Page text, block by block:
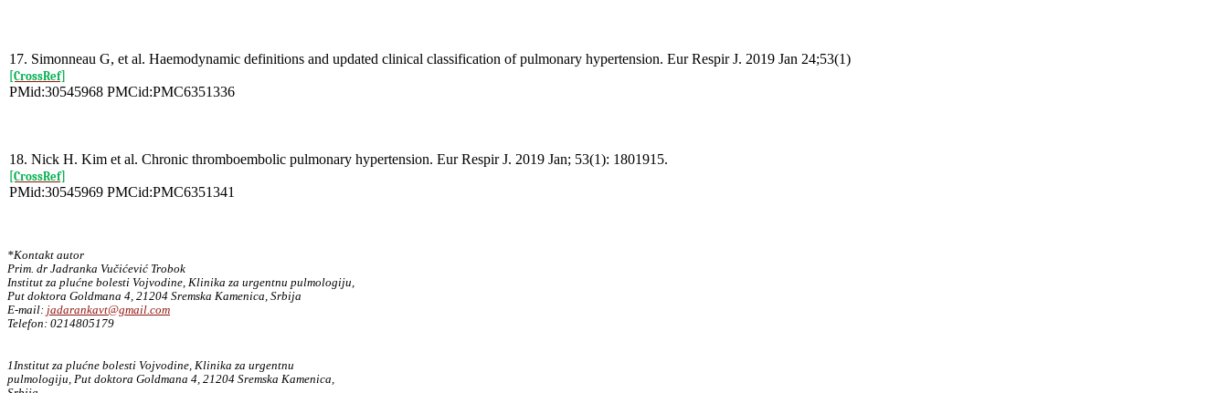
17. Simonneau G, et al. Haemodynamic definitions and updated clinical classification of pulmonary hypertension. Eur Respir J. 2019 Jan 24;53(1)
[CrossRef]
PMid:30545968 PMCid:PMC6351336
18. Nick H. Kim et al. Chronic thromboembolic pulmonary hypertension. Eur Respir J. 2019 Jan; 53(1): 1801915.
[CrossRef]
PMid:30545969 PMCid:PMC6351341
*Kontakt autor
Prim. dr Jadranka Vučićević Trobok
Institut za plućne bolesti Vojvodine, Klinika za urgentnu pulmologiju,
Put doktora Goldmana 4, 21204 Sremska Kamenica, Srbija
E-mail: jadarankavt@gmail.com
Telefon: 0214805179
1Institut za plućne bolesti Vojvodine, Klinika za urgentnu
pulmologiju, Put doktora Goldmana 4, 21204 Sremska Kamenica,